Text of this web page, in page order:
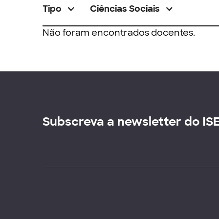
Tipo Ciências Sociais
Não foram encontrados docentes.
Subscreva a newsletter do